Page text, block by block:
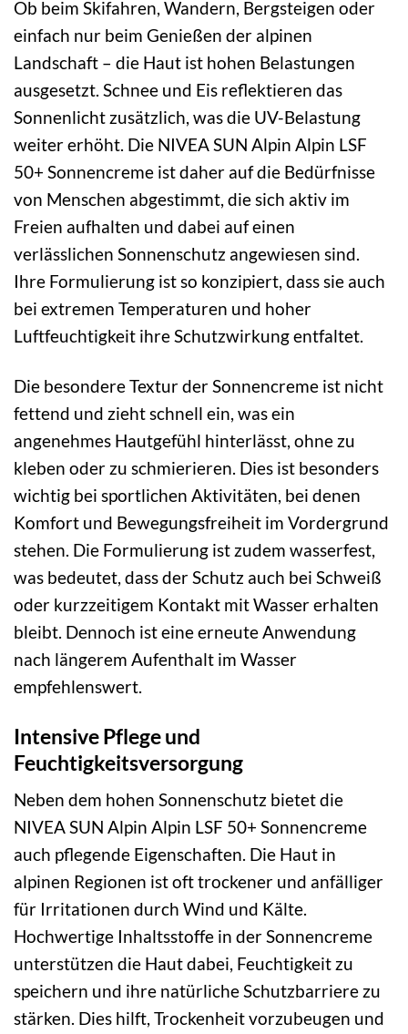
Ob beim Skifahren, Wandern, Bergsteigen oder
einfach nur beim Genießen der alpinen
Landschaft – die Haut ist hohen Belastungen
ausgesetzt. Schnee und Eis reflektieren das
Sonnenlicht zusätzlich, was die UV-Belastung
weiter erhöht. Die NIVEA SUN Alpin Alpin LSF
50+ Sonnencreme ist daher auf die Bedürfnisse
von Menschen abgestimmt, die sich aktiv im
Freien aufhalten und dabei auf einen
verlässlichen Sonnenschutz angewiesen sind.
Ihre Formulierung ist so konzipiert, dass sie auch
bei extremen Temperaturen und hoher
Luftfeuchtigkeit ihre Schutzwirkung entfaltet.
Die besondere Textur der Sonnencreme ist nicht
fettend und zieht schnell ein, was ein
angenehmes Hautgefühl hinterlässt, ohne zu
kleben oder zu schmierieren. Dies ist besonders
wichtig bei sportlichen Aktivitäten, bei denen
Komfort und Bewegungsfreiheit im Vordergrund
stehen. Die Formulierung ist zudem wasserfest,
was bedeutet, dass der Schutz auch bei Schweiß
oder kurzzeitigem Kontakt mit Wasser erhalten
bleibt. Dennoch ist eine erneute Anwendung
nach längerem Aufenthalt im Wasser
empfehlenswert.
Intensive Pflege und
Feuchtigkeitsversorgung
Neben dem hohen Sonnenschutz bietet die
NIVEA SUN Alpin Alpin LSF 50+ Sonnencreme
auch pflegende Eigenschaften. Die Haut in
alpinen Regionen ist oft trockener und anfälliger
für Irritationen durch Wind und Kälte.
Hochwertige Inhaltsstoffe in der Sonnencreme
unterstützen die Haut dabei, Feuchtigkeit zu
speichern und ihre natürliche Schutzbarriere zu
stärken. Dies hilft, Trockenheit vorzubeugen und